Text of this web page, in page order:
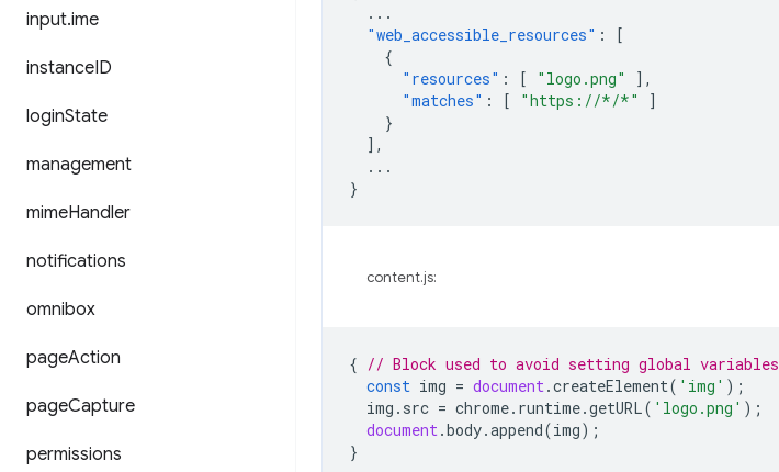
input.ime
instanceID
loginState
management
mimeHandler
notifications
omnibox
pageAction
pageCapture
permissions
...
"web_accessible_resources" :
[
{
"resources" : [ "logo.png"
],
"matches" : [ "https://*/*"
]
}
],
...
}
content.js:
{ // Block used to avoid setting global variables
const img = document.createElement( 'img' );
img . src = chrome. runtime.getURL( 'logo.png' );
document.body.append(img);
}